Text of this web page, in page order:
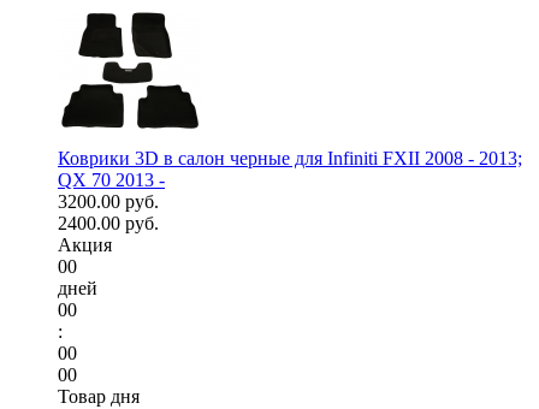
Коврики 3D в салон черные для Infiniti FXII 2008 - 2013;
QX 70 2013 -
3200.00 руб.
2400.00 руб.
Акция
00
дней
00
:
00
00
Товар дня